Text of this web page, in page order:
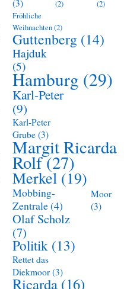
(3) (2)
(2)
Fröhliche
Weihnachten(2)
Guttenberg (14)
Hajduk
(5)
Hamburg (29)
Karl-Peter
(9)
Karl-Peter
Grube (3)
Margit Ricarda
Rolf(27)
Merkel (19)
Mobbing-
Zentrale(4)
Moor
(3)
Olaf Scholz
(7)
Politik (13)
Rettet das
Diekmoor (3)
Ricarda (16)